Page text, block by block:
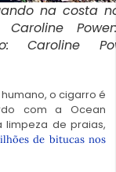
na costa
Caroline
o cigarro é
com a Ocean
limpeza de praias,
de bitucas nos